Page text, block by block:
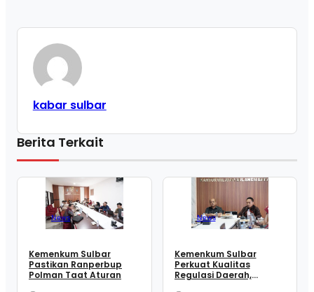
kabar sulbar
Berita Terkait
News
Kemenkum Sulbar
Pastikan Ranperbup
Polman Taat Aturan
News
Kemenkum Sulbar
Perkuat Kualitas
Regulasi Daerah,